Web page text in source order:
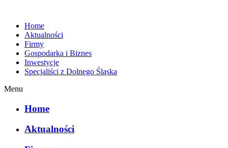
Home
Aktualności
Firmy
Gospodarka i Biznes
Inwestycje
Specjaliści z Dolnego Śląska
Menu
Home
Aktualności